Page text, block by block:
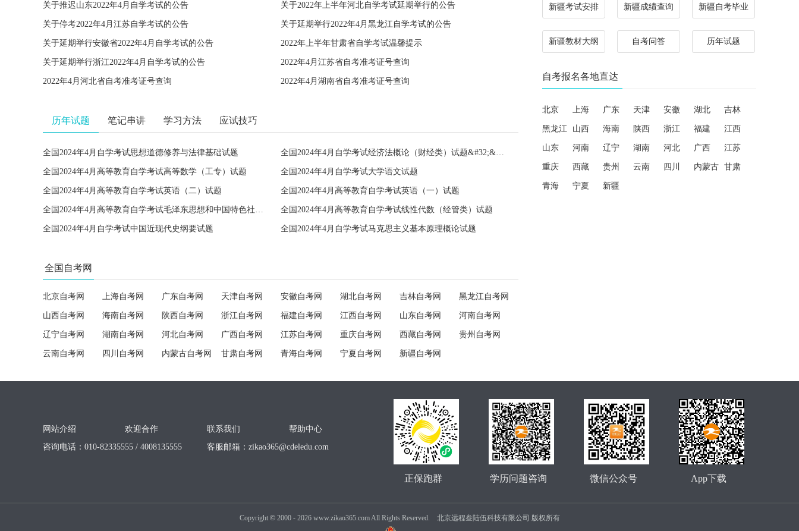
关于推迟山东2022年4月自学考试的公告 关于2022年上半年河北自学考试延期举行的公告
关于停考2022年4月江苏自学考试的公告 关于延期举行2022年4月黑龙江自学考试的公告
关于延期举行安徽省2022年4月自学考试的公告 2022年上半年甘肃省自学考试温馨提示
关于延期举行浙江2022年4月自学考试的公告 2022年4月江苏省自考准考证号查询
2022年4月河北省自考准考证号查询 2022年4月湖南省自考准考证号查询
历年试题 笔记串讲 学习方法 应试技巧
全国2024年4月自学考试思想道德修养与法律基础试题 全国2024年4月自学考试经济法概论（财经类）试题&#32;&#32;
全国2024年4月高等教育自学考试高等数学（工专）试题 全国2024年4月自学考试大学语文试题
全国2024年4月高等教育自学考试英语（二）试题 全国2024年4月高等教育自学考试英语（一）试题
全国2024年4月高等教育自学考试毛泽东思想和中国特色社会主义理论体系概论试题 全国2024年4月高等教育自学考试线性代数（经管类）试题
全国2024年4月自学考试中国近现代史纲要试题 全国2024年4月自学考试马克思主义基本原理概论试题
全国自考网
北京自考网 上海自考网 广东自考网 天津自考网 安徽自考网 湖北自考网 吉林自考网 黑龙江自考网
山西自考网 海南自考网 陕西自考网 浙江自考网 福建自考网 江西自考网 山东自考网 河南自考网
辽宁自考网 湖南自考网 河北自考网 广西自考网 江苏自考网 重庆自考网 西藏自考网 贵州自考网
云南自考网 四川自考网 内蒙古自考网 甘肃自考网 青海自考网 宁夏自考网 新疆自考网
新疆考试安排 新疆成绩查询 新疆自考毕业
新疆教材大纲 自考问答 历年试题
自考报名各地直达
北京 上海 广东 天津 安徽 湖北 吉林
黑龙江 山西 海南 陕西 浙江 福建 江西
山东 河南 辽宁 湖南 河北 广西 江苏
重庆 西藏 贵州 云南 四川 内蒙古 甘肃
青海 宁夏 新疆
网站介绍 欢迎合作 联系我们
帮助中心
咨询电话：010-82335555 / 4008135555
客服邮箱： zikao365@cdeledu.com
App下载
微信公众号
学历问题咨询
正保跑群
Copyright ©2000 - 2026www.zikao365.com All Rights Reserved. 北京远程叁陆伍科技有限公司 版权所有